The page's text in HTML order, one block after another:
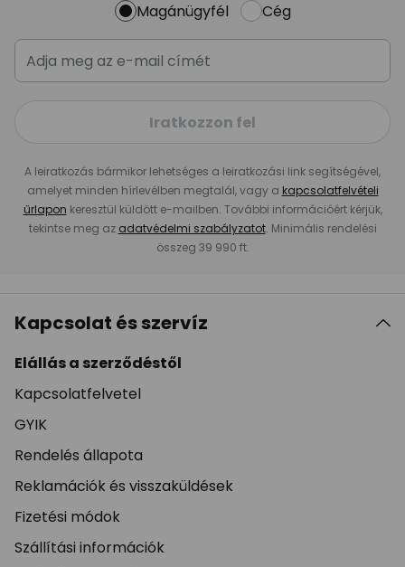
Magánügyfél Cég
Iratkozzon fel
A leiratkozás bármikor lehetséges a leiratkozási link segítségével,
amelyet minden hírlevélben megtalál, vagy a kapcsolatfelvételi
űrlapon keresztül küldött e-mailben. További információért kérjük,
tekintse meg az adatvédelmi szabályzatot. Minimális rendelési
összeg 39 990 ft.
Kapcsolat és szervíz
Elállás a szerződéstől
Kapcsolatfelvetel
GYIK
Rendelés állapota
Reklamációk és visszaküldések
Fizetési módok
Szállítási információk